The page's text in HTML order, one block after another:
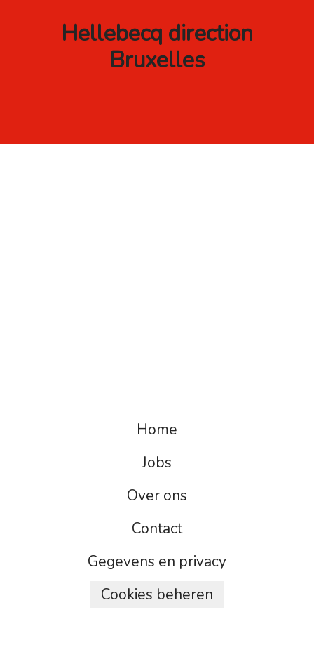
Hellebecq direction
Bruxelles
Home
Jobs
Over ons
Contact
Gegevens en privacy
Cookies beheren